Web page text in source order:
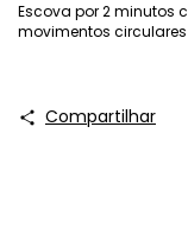
Escova por 2 minutos
movimentos
Compartilhar